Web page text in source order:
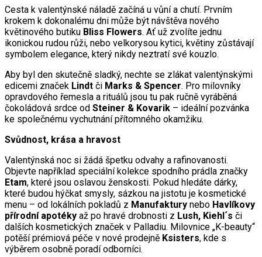
Cesta k valentýnské náladě začíná u vůní a chutí. Prvním
krokem k dokonalému dni může být návštěva nového
květinového butiku Bliss Flowers. Ať už zvolíte jednu
ikonickou rudou růži, nebo velkorysou kytici, květiny zůstávají
symbolem elegance, který nikdy neztratí své kouzlo.
Aby byl den skutečně sladký, nechte se zlákat valentýnskými
edicemi značek Lindt či Marks & Spencer. Pro milovníky
opravdového řemesla a rituálů jsou tu pak ručně vyráběná
čokoládová srdce od Steiner & Kovarik – ideální pozvánka
ke společnému vychutnání přítomného okamžiku.
Svůdnost, krása a hravost
Valentýnská noc si žádá špetku odvahy a rafinovanosti.
Objevte například speciální kolekce spodního prádla značky
Etam, které jsou oslavou ženskosti. Pokud hledáte dárky,
které budou hýčkat smysly, sázkou na jistotu je kosmetické
menu – od lokálních pokladů z Manufaktury nebo Havlíkovy
přírodní apotéky až po hravé drobnosti z Lush, Kiehl´s či
dalších kosmetických značek v Palladiu. Milovnice „K-beauty“
potěší prémiová péče v nové prodejně Ksisters, kde s
výběrem osobně poradí odborníci.